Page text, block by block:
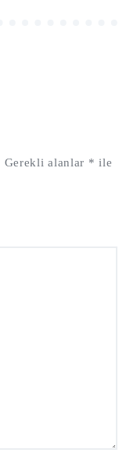
Gerekli alanlar * ile